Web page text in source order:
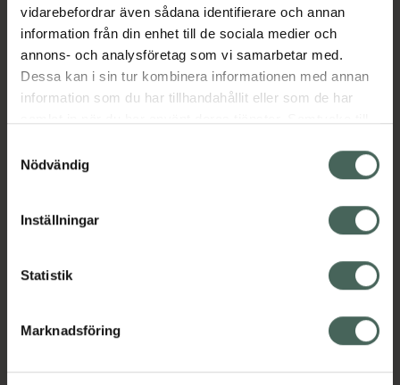
vidarebefordrar även sådana identifierare och annan
information från din enhet till de sociala medier och
annons- och analysföretag som vi samarbetar med.
Dessa kan i sin tur kombinera informationen med annan
information som du har tillhandahållit eller som de har
återkalla ditt samtycke via webbplatsens
cookieinställningar. Ett återkallat samtycke påverkar inte
lagligheten av behandling som skett innan återkallelsen.
Nödvändig
Inställningar
Statistik
Marknadsföring
Beskrivning Dölj
EAN:05712923031294
Kronans Apotek finns här för dig. Du hittar oss från Skåne i
syd till Lappland i norr, och online i mobilen och på
hjälpa just dig att må lite bättre. Välkommen att prata
Kundservice